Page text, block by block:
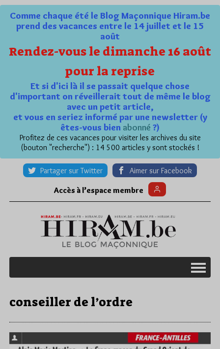
Comme chaque été le Blog Maçonnique Hiram.be
prend des vacances entre le 14 juillet et le 15
août
Rendez-vous le dimanche 16 août
pour la reprise
Et si d'ici là il se passait quelque chose
d'important on réveillerait tout de même le blog
avec un petit article,
et vous en seriez informé par une newsletter (y
êtes-vous bien abonné ?)
Profitez de ces vacances pour visiter les archives du site
(bouton "recherche") : 14 500 articles y sont stockés !
Partager sur Twitter Aimer sur Facebook
Accès à l’espace membre
conseiller de l’ordre